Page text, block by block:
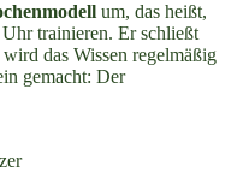
um, das heißt,
trainieren. Er schließt
das Wissen regelmäßig
gemacht: Der